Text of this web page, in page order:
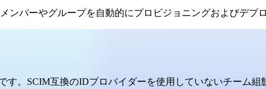
ンバーやグループを自動的にプロビジョニングおよびデプ
す。SCIM互換のIDプロバイダーを使用していないチーム